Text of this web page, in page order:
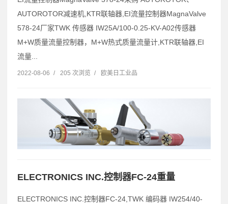
AUTOROTOR减速机,KTR联轴器,EI流量控制器MagnaValve
578-24厂家TWK 传感器 IW25A/100-0.25-KV-A02传感器
M+W质量流量控制器，M+W热式质量流量计,KTR联轴器,EI
流量...
2022-08-06 / 205 次浏览 / 欧美日工业品
ELECTRONICS INC.控制器FC-24重量
ELECTRONICS INC.控制器FC-24,TWK 编码器 IW254/40-